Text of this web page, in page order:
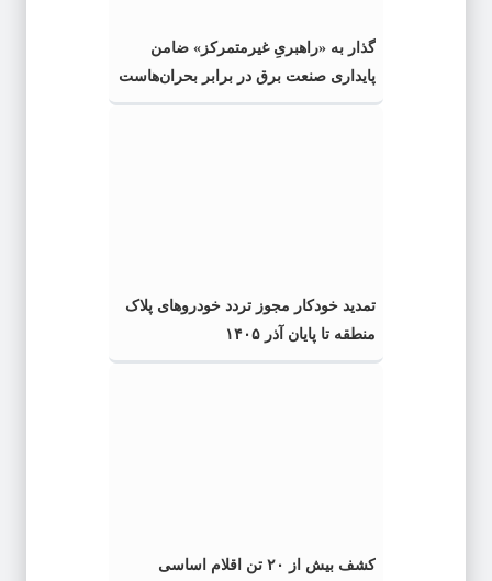
گذار به «راهبریِ غیرمتمرکز» ضامن
پایداری صنعت برق در برابر بحران‌هاست
تمدید خودکار مجوز تردد خودروهای پلاک
منطقه تا پایان آذر ۱۴۰۵
کشف بیش از ۲۰ تن اقلام اساسی